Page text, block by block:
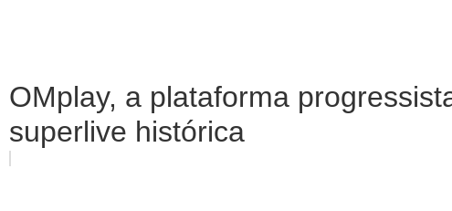
OMplay, a plataforma
superlive histórica